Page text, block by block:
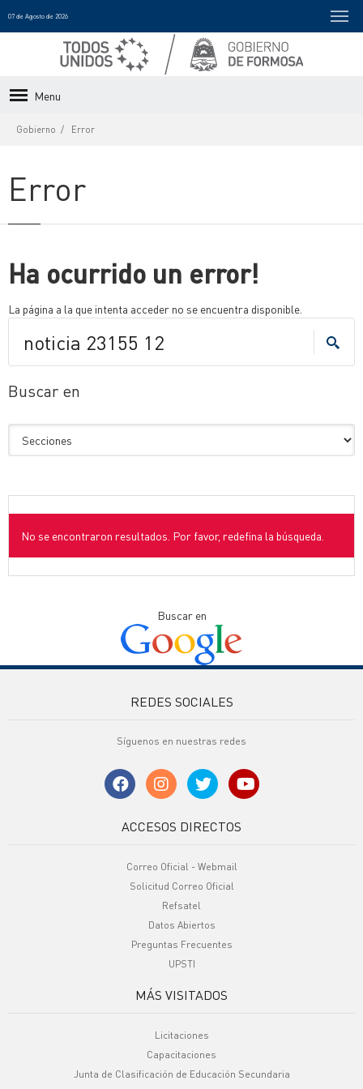
07 de Agosto de 2026
Menu
Gobierno Error
Error
Ha ocurrido un error!
La página a la que intenta acceder no se encuentra disponible.
Buscar en
No se encontraron resultados. Por favor, redefina la búsqueda.
Buscar en
REDES SOCIALES
Síguenos en nuestras redes
ACCESOS DIRECTOS
Correo Oficial - Webmail
Solicitud Correo Oficial
Refsatel
Datos Abiertos
Preguntas Frecuentes
UPSTI
MÁS VISITADOS
Licitaciones
Capacitaciones
Junta de Clasificación de Educación Secundaria